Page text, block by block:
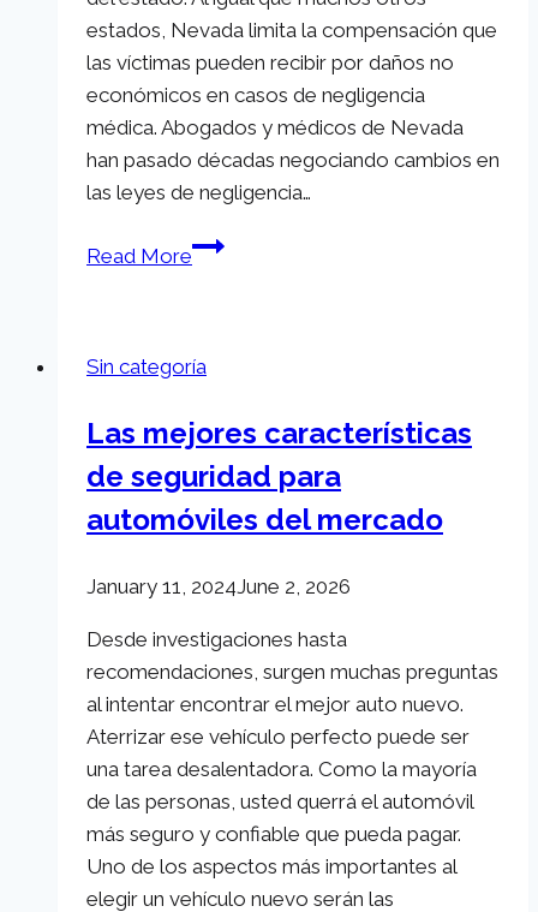
la
Comunidad
estados, Nevada limita la compensación que
las víctimas pueden recibir por daños no
económicos en casos de negligencia
médica. Abogados y médicos de Nevada
han pasado décadas negociando cambios en
las leyes de negligencia…
Read MoreCambios
Ley
Mala
Praxis
Médica
de
a
Partir
de
2024
Sin categoría
Las mejores características
de seguridad para
automóviles del mercado
January 11, 2024June 2, 2026
Desde investigaciones hasta
recomendaciones, surgen muchas preguntas
al intentar encontrar el mejor auto nuevo.
Aterrizar ese vehículo perfecto puede ser
una tarea desalentadora. Como la mayoría
de las personas, usted querrá el automóvil
más seguro y confiable que pueda pagar.
Uno de los aspectos más importantes al
elegir un vehículo nuevo serán las